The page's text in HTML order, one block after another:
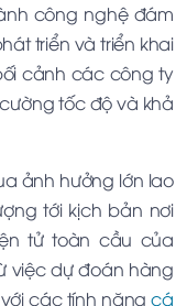
công nghệ đám
triển và triển khai
cảnh các công ty
tốc độ và khả
ảnh hưởng lớn lao
tới kịch bản nơi
tử toàn cầu của
việc dự đoán hàng
với các tính năngcá